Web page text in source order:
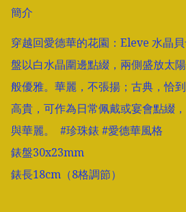
簡介
穿越回愛德華的花園：Eleve 水晶
盤以白水晶圍邊點綴，兩側盛放太
般優雅。華麗，不張揚；古典，恰
高貴，可作為日常佩戴或宴會點綴
與華麗。  #珍珠錶 #愛德華風格
錶盤30x23mm
錶長18cm（8格調節）